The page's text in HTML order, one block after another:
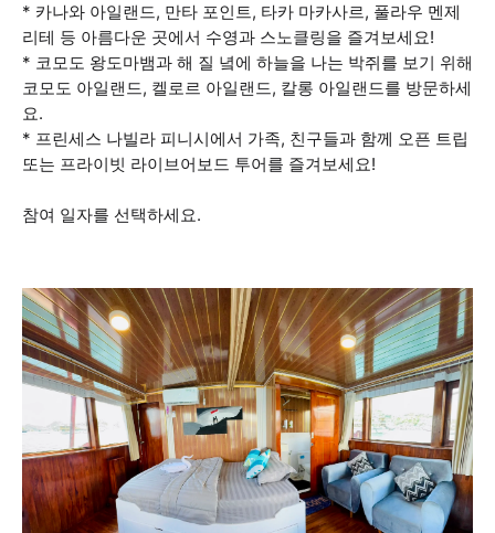
* 카나와 아일랜드, 만타 포인트, 타카 마카사르, 풀라우 멘제
리테 등 아름다운 곳에서 수영과 스노클링을 즐겨보세요!
* 코모도 왕도마뱀과 해 질 녘에 하늘을 나는 박쥐를 보기 위해
코모도 아일랜드, 켈로르 아일랜드, 칼롱 아일랜드를 방문하세
요.
* 프린세스 나빌라 피니시에서 가족, 친구들과 함께 오픈 트립
또는 프라이빗 라이브어보드 투어를 즐겨보세요!
참여 일자를 선택하세요.